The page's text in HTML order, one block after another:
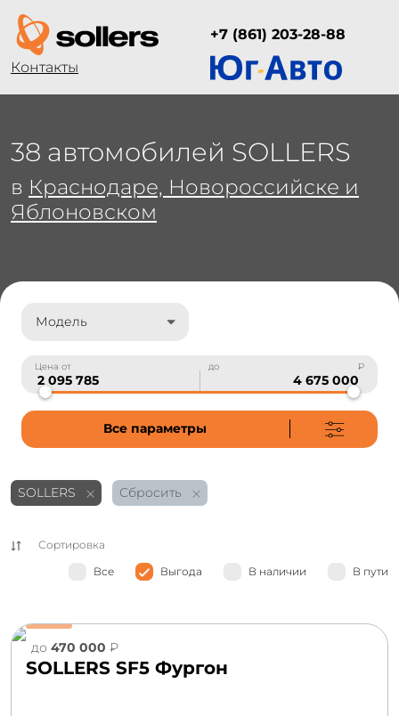
+7 (861) 203-28-88
Контакты
38 автомобилей SOLLERS
в Краснодаре, Новороссийске и
Яблоновском
Модель
Цена от до ₽
Все параметры
SOLLERS Сбросить
Сортировка
Всe
Выгода В наличии В пути
до 470 000 ₽
SOLLERS SF5 Фургон